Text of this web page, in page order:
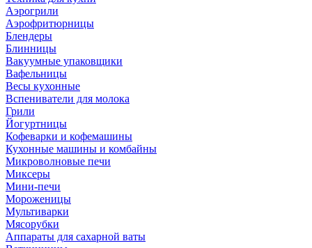
Аэрогрили
Аэрофритюрницы
Блендеры
Блинницы
Вакуумные упаковщики
Вафельницы
Весы кухонные
Вспениватели для молока
Грили
Йогуртницы
Кофеварки и кофемашины
Кухонные машины и комбайны
Микроволновые печи
Миксеры
Мини-печи
Мороженицы
Мультиварки
Мясорубки
Аппараты для сахарной ваты